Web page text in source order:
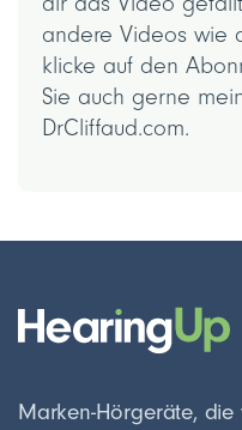
andere Videos wie
klicke auf den
Sie auch gerne
DrCliffaud.com.
Marken-Hörgeräte,